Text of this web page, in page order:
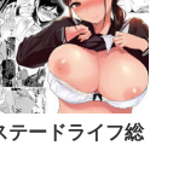
テードライフ総